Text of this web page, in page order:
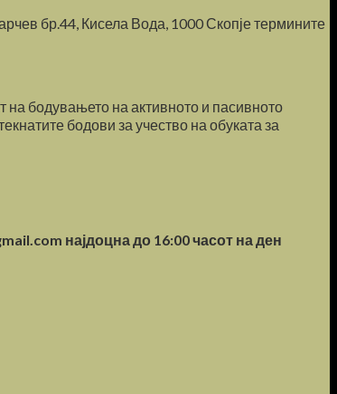
бр.44, Кисела Вода, 1000 Скопје термините
на бодувањето на активното и пасивното
бодови за учество на обуката за
најдоцна до 16:00 часот на ден